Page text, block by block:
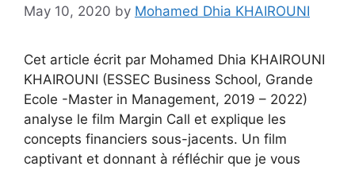
May 10, 2020 by Mohamed Dhia KHAIROUNI
Cet article écrit par Mohamed Dhia KHAIROUNI
KHAIROUNI (ESSEC Business School, Grande
Ecole -Master in Management, 2019 – 2022)
analyse le film Margin Call et explique les
concepts financiers sous-jacents. Un film
captivant et donnant à réfléchir que je vous